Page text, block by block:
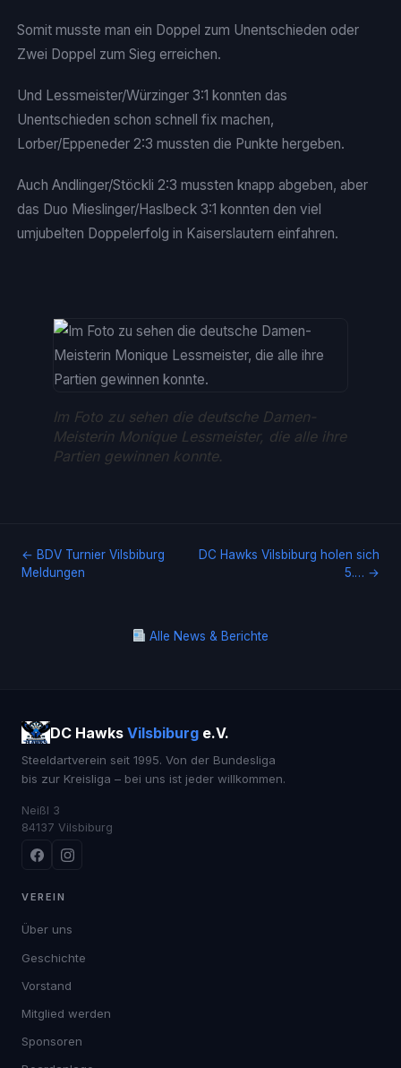
Somit musste man ein Doppel zum Unentschieden oder
Zwei Doppel zum Sieg erreichen.
Und Lessmeister/Würzinger 3:1 konnten das
Unentschieden schon schnell fix machen,
Lorber/Eppeneder 2:3 mussten die Punkte hergeben.
Auch Andlinger/Stöckli 2:3 mussten knapp abgeben, aber
das Duo Mieslinger/Haslbeck 3:1 konnten den viel
umjubelten Doppelerfolg in Kaiserslautern einfahren.
Im Foto zu sehen die deutsche Damen-
Meisterin Monique Lessmeister, die alle ihre
Partien gewinnen konnte.
← BDV Turnier Vilsbiburg
Meldungen
DC Hawks Vilsbiburg holen sich
5.… →
Alle News & Berichte
DC Hawks Vilsbiburg e.V.
Steeldartverein seit 1995. Von der Bundesliga
bis zur Kreisliga – bei uns ist jeder willkommen.
Neißl 3
84137 Vilsbiburg
VEREIN
Über uns
Geschichte
Vorstand
Mitglied werden
Sponsoren